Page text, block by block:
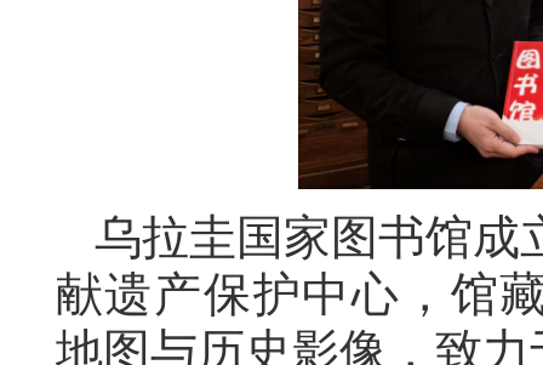
乌拉圭国家图书馆成
献遗产保护中心 ， 馆
地图与历史影像 ， 致力